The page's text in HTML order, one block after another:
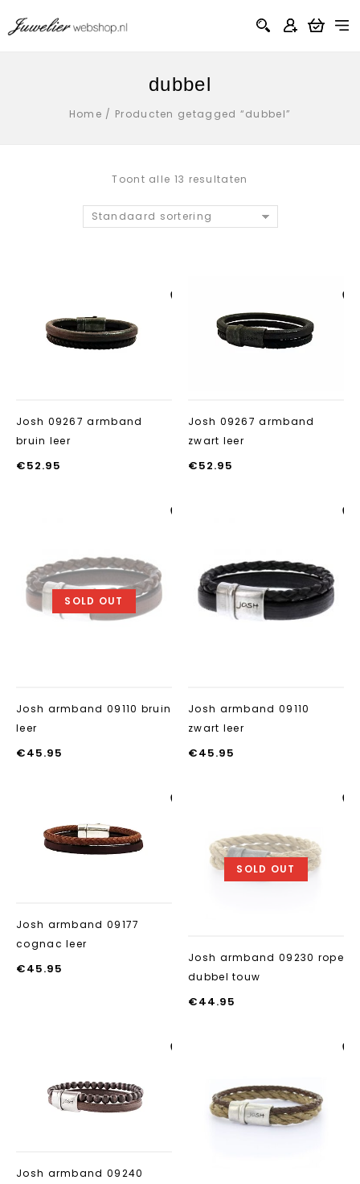
dubbel
Home / Producten getagged “dubbel”
Toont alle 13 resultaten
Standaard sortering
Josh 09267 armband
bruin leer
€52.95
Josh 09267 armband
zwart leer
€52.95
SOLD OUT
Josh armband 09110 bruin
leer
€45.95
Josh armband 09110
zwart leer
€45.95
Josh armband 09177
cognac leer
€45.95
SOLD OUT
Josh armband 09230 rope
dubbel touw
€44.95
Josh armband 09240